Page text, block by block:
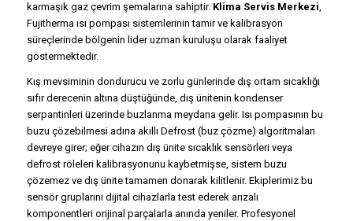
karmaşık gaz çevrim şemalarına sahiptir. Klima Servis Merkezi,
Fujitherma ısı pompası sistemlerinin tamir ve kalibrasyon
süreçlerinde bölgenin lider uzman kuruluşu olarak faaliyet
göstermektedir.
Kış mevsiminin dondurucu ve zorlu günlerinde dış ortam sıcaklığı
sıfır derecenin altına düştüğünde, dış ünitenin kondenser
serpantinleri üzerinde buzlanma meydana gelir. Isı pompasının bu
buzu çözebilmesi adına akıllı Defrost (buz çözme) algoritmaları
devreye girer; eğer cihazın dış ünite sıcaklık sensörleri veya
defrost röleleri kalibrasyonunu kaybetmişse, sistem buzu
çözemez ve dış ünite tamamen donarak kilitlenir. Ekiplerimiz bu
sensör gruplarını dijital cihazlarla test ederek arızalı
komponentleri orijinal parçalarla anında yeniler. Profesyonel